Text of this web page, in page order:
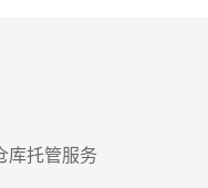
库托管服务